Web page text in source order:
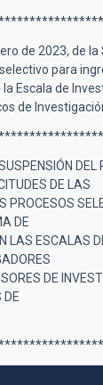
de 2023, de
para
Escala de
de
DEL
DE LAS
PROCESOS
DE
LAS ESCALAS
DE
DE